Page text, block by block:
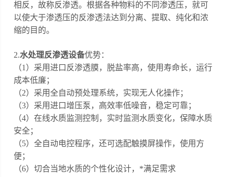
相反，故称反渗透。根据各种物料的不同渗透压，就可
以使大于渗透压的反渗透法达到分离、提取、纯化和浓
缩的目的。
2.水处理反渗透设备优势：
（1）采用进口反渗透膜，脱盐率高，使用寿命长，运行
成本低廉；
（2）采用全自动预处理系统，实现无人化操作；
（3）采用进口增压泵，高效率低噪音，稳定可靠；
（4）在线水质监测控制，实时监测水质变化，保障水质
安全；
（5）全自动电控程序，还可选配触摸屏操作，使用方
便；
（6）切合当地水质的个性化设计，*满足需求